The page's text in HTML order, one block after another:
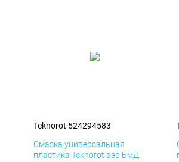
Teknorot 524294583
Смазка универсальная
пластика Teknorot аэр БмД